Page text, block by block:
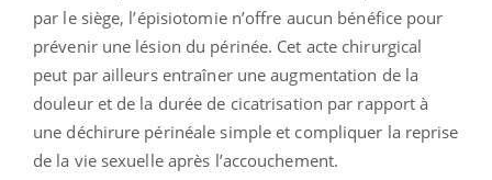
par le siège, l’épisiotomie n’offre aucun bénéfice pour
prévenir une lésion du périnée. Cet acte chirurgical
peut par ailleurs entraîner une augmentation de la
douleur et de la durée de cicatrisation par rapport à
une déchirure périnéale simple et compliquer la reprise
de la vie sexuelle après l’accouchement.